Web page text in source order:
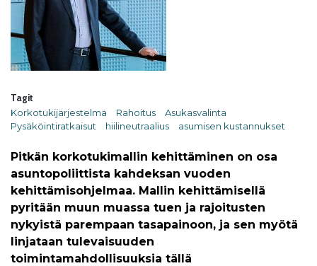
Tagit
Korkotukijärjestelmä
Rahoitus
Asukasvalinta
Pysäköintiratkaisut
hiilineutraalius asumisen kustannukset
Pitkän korkotukimallin kehittäminen on osa
asuntopoliittista kahdeksan vuoden
kehittämisohjelmaa. Mallin kehittämisellä
pyritään muun muassa tuen ja rajoitusten
nykyistä parempaan tasapainoon, ja sen myötä
linjataan tulevaisuuden
toimintamahdollisuuksia tällä